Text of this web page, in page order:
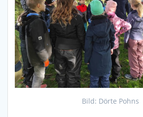
Bild: Dörte Pohns